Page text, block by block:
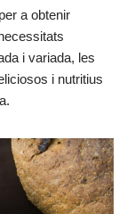
a obtenir
i variada, les
i nutritius